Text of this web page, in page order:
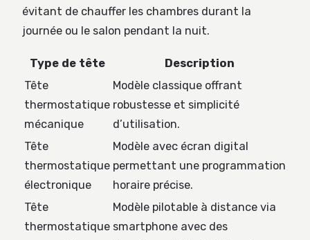
évitant de chauffer les chambres durant la
journée ou le salon pendant la nuit.
Type de tête
Description
Tête
thermostatique
mécanique
Modèle classique offrant
robustesse et simplicité
d’utilisation.
Tête
thermostatique
électronique
Modèle avec écran digital
permettant une programmation
horaire précise.
Tête
thermostatique
Modèle pilotable à distance via
smartphone avec des